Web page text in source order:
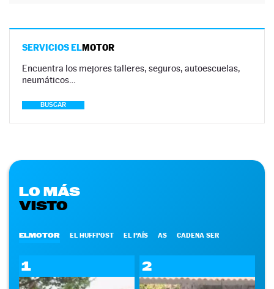
SERVICIOS ELMOTOR
Encuentra los mejores talleres, seguros, autoescuelas,
neumáticos…
BUSCAR
LO MÁS
VISTO
ELMOTOR EL HUFFPOST EL PAÍS AS CADENA SER
1 2